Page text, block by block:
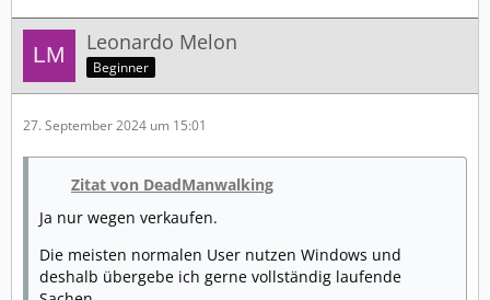
Leonardo Melon
Beginner
27. September 2024 um 15:01
Zitat von DeadManwalking
Ja nur wegen verkaufen.
Die meisten normalen User nutzen Windows und
deshalb übergebe ich gerne vollständig laufende